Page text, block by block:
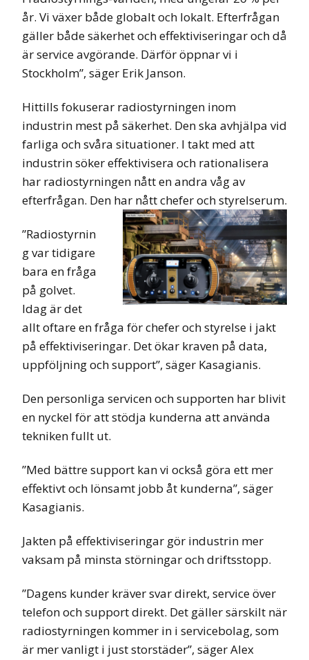
år. Vi växer både globalt och lokalt. Efterfrågan
gäller både säkerhet och effektiviseringar och då
är service avgörande. Därför öppnar vi i
Stockholm”, säger Erik Janson.
Hittills fokuserar radiostyrningen inom
industrin mest på säkerhet. Den ska avhjälpa vid
farliga och svåra situationer. I takt med att
industrin söker effektivisera och rationalisera
har radiostyrningen nått en andra våg av
efterfrågan. Den har nått chefer och styrelserum.
”Radiostyrnin
g var tidigare
bara en fråga
på golvet.
Idag är det
allt oftare en fråga för chefer och styrelse i jakt
på effektiviseringar. Det ökar kraven på data,
uppföljning och support”, säger Kasagianis.
Den personliga servicen och supporten har blivit
en nyckel för att stödja kunderna att använda
tekniken fullt ut.
”Med bättre support kan vi också göra ett mer
effektivt och lönsamt jobb åt kunderna”, säger
Kasagianis.
Jakten på effektiviseringar gör industrin mer
vaksam på minsta störningar och driftsstopp.
”Dagens kunder kräver svar direkt, service över
telefon och support direkt. Det gäller särskilt när
radiostyrningen kommer in i servicebolag, som
är mer vanligt i just storstäder”, säger Alex